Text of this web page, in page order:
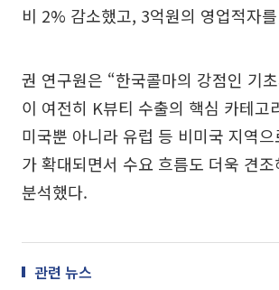
비 2% 감소했고, 3억원의 영업적자
권 연구원은 “한국콜마의 강점인 기
이 여전히 K뷰티 수출의 핵심 카테고
미국뿐 아니라 유럽 등 비미국 지역
가 확대되면서 수요 흐름도 더욱 견
분석했다.
관련 뉴스